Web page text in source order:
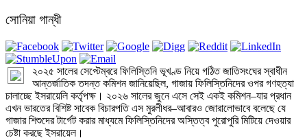
সোনিয়া গান্ধী
২০২৫ সালের সেপ্টেম্বরে ফিলিস্তিনি ভূখণ্ড নিয়ে গঠিত জাতিসংঘের স্বাধীন
আন্তর্জাতিক তদন্ত কমিশন জানিয়েছিল, গাজায় ফিলিস্তিনিদের ওপর গণহত্যা
চালাচ্ছে ইসরায়েলি কর্তৃপক্ষ। ২০২৬ সালের জুনে এসে সেই একই কমিশন–যার প্রধান
এখন ভারতের বিশিষ্ট সাবেক বিচারপতি এস মুরলীধর–আবারও জোরালোভাবে বলেছে যে
গাজার শিশুদের টার্গেট করার মাধ্যমে ফিলিস্তিনিদের অস্তিত্ব পুরোপুরি মিটিয়ে দেওয়ার
চেষ্টা করছে ইসরায়েল।